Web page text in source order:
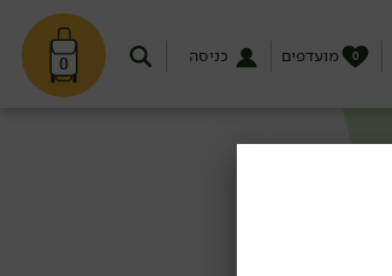
0 מועדפים 0 כניסה